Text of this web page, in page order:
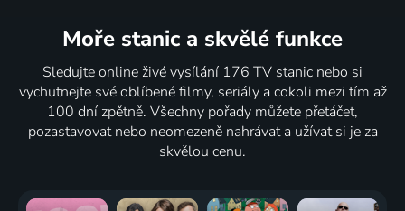
Moře stanic a skvělé funkce
Sledujte online živé vysílání 176 TV stanic nebo si
vychutnejte své oblíbené filmy, seriály a cokoli mezi tím až
100 dní zpětně. Všechny pořady můžete přetáčet,
pozastavovat nebo neomezeně nahrávat a užívat si je za
skvělou cenu.